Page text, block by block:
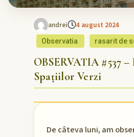
andrei 4 august 2024
Observatia rasarit de
OBSERVATIA #537
Spațiilor Verzi
De câteva luni, am